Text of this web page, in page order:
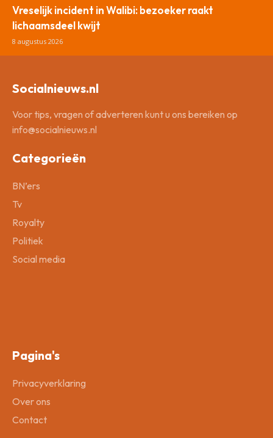
Vreselijk incident in Walibi: bezoeker raakt
lichaamsdeel kwijt
8 augustus 2026
Socialnieuws.nl
Voor tips, vragen of adverteren kunt u ons bereiken op
info@socialnieuws.nl
Categorieën
BN’ers
Tv
Royalty
Politiek
Social media
Pagina's
Privacyverklaring
Over ons
Contact